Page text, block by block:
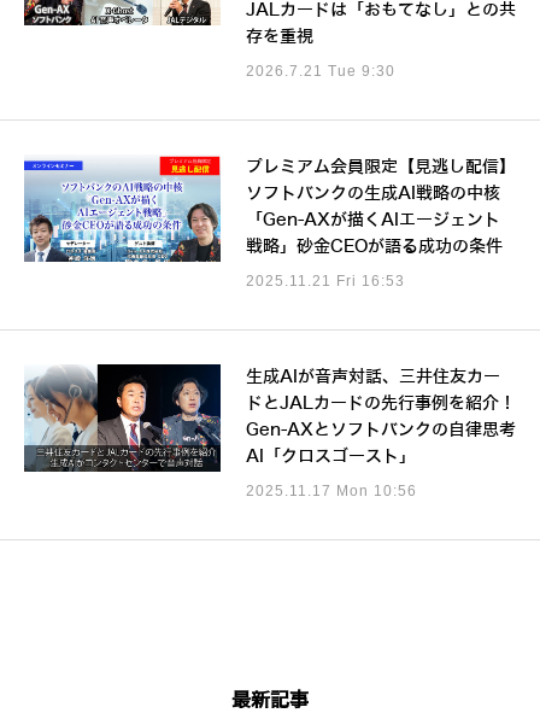
JALカードは「おもてなし」との共
存を重視
2026.7.21 Tue 9:30
プレミアム会員限定【見逃し配信】
ソフトバンクの生成AI戦略の中核
「Gen-AXが描くAIエージェント
戦略」砂金CEOが語る成功の条件
2025.11.21 Fri 16:53
生成AIが音声対話、三井住友カー
ドとJALカードの先行事例を紹介！
Gen-AXとソフトバンクの自律思考
AI「クロスゴースト」
2025.11.17 Mon 10:56
最新記事